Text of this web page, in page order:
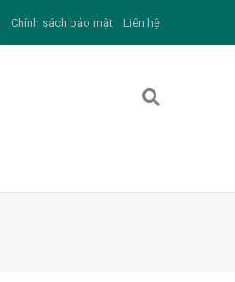
Chính sách bảo mật Liên hệ